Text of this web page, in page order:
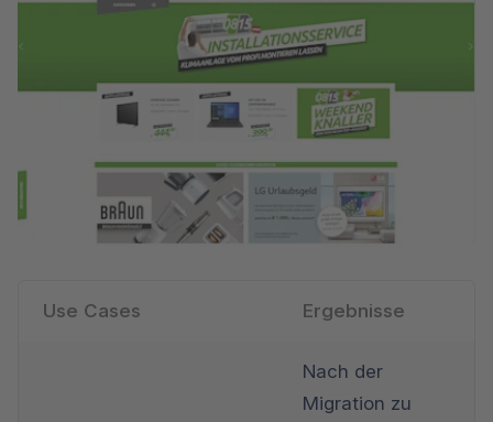
Use Cases Ergebnisse
Nach der
Migration zu